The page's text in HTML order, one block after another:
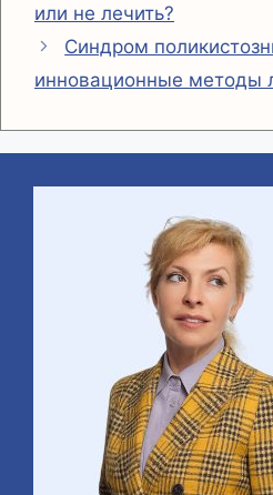
i
n
k
а
в
и
т
ь
или не лечить?
Синдром
инновационные методы